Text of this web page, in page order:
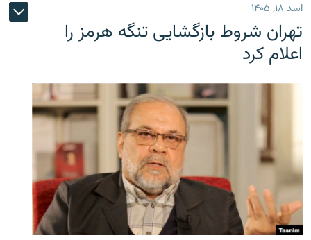
اسد ۱۸, ۱۴۰۵
تهران شروط بازگشایی تنگه هرمز را
اعلام کرد